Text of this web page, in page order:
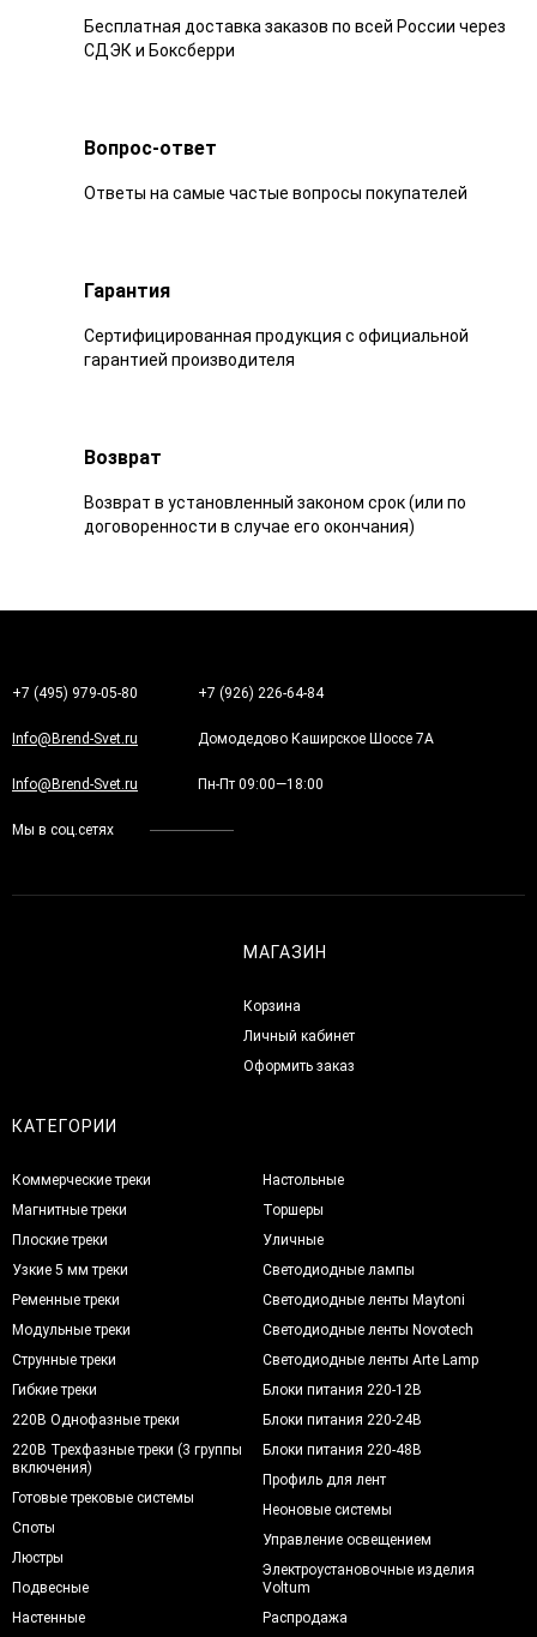
Бесплатная доставка заказов по всей России через
СДЭК и Боксберри
Вопрос-ответ
Ответы на самые частые вопросы покупателей
Гарантия
Сертифицированная продукция с официальной
гарантией производителя
Возврат
Возврат в установленный законом срок (или по
договоренности в случае его окончания)
+7 (495) 979-05-80 +7 (926) 226-64-84
Info@Brend-Svet.ru Домодедово Каширское Шоссе 7А
Info@Brend-Svet.ru Пн-Пт 09:00—18:00
Мы в соц.сетях
МАГАЗИН
Корзина
Личный кабинет
Оформить заказ
КАТЕГОРИИ
Коммерческие треки
Магнитные треки
Плоские треки
Узкие 5 мм треки
Ременные треки
Модульные треки
Струнные треки
Гибкие треки
220В Однофазные треки
220В Трехфазные треки (3 группы
включения)
Готовые трековые системы
Споты
Люстры
Подвесные
Настенные
Настольные
Торшеры
Уличные
Светодиодные лампы
Светодиодные ленты Maytoni
Светодиодные ленты Novotech
Светодиодные ленты Arte Lamp
Блоки питания 220-12В
Блоки питания 220-24В
Блоки питания 220-48В
Профиль для лент
Неоновые системы
Управление освещением
Электроустановочные изделия
Voltum
Распродажа